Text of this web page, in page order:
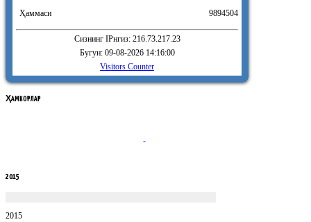
Ҳаммаси
9894504
Сизнинг IPнгиз: 216.73.217.23
Бугун: 09-08-2026 14:16:00
Visitors Counter
ҲАМКОРЛАР
2015
2015